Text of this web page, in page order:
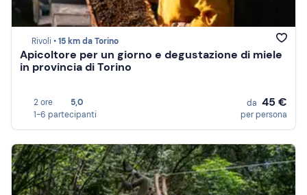
Rivoli •15 km da Torino
Apicoltore per un giorno e degustazione di miele
in provincia di Torino
2 ore
5,0
1-6 partecipanti
da 45 €
per persona